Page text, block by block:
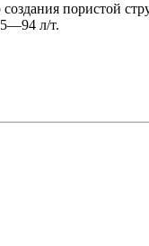
пористой
л/т.